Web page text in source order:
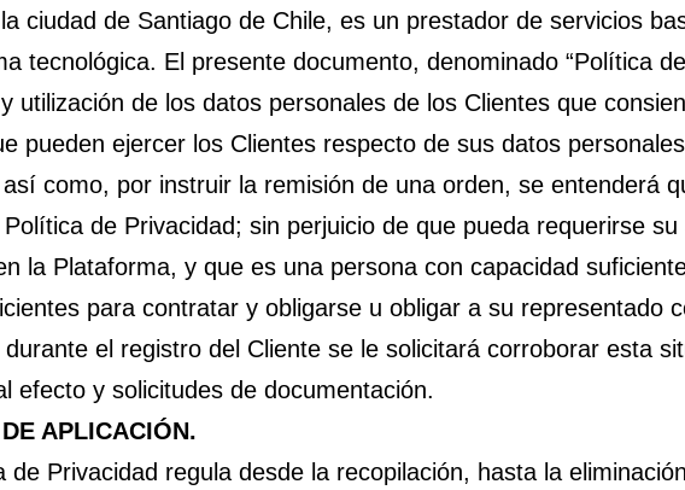
ciudad de Santiago de Chile, es un prestador de servicios
tecnológica. El presente documento, denominado “Política
utilización de los datos personales de los Clientes que
pueden ejercer los Clientes respecto de sus datos
como, por instruir la remisión de una orden, se entenderá
de Privacidad; sin perjuicio de que pueda requerirse
la Plataforma, y que es una persona con capacidad
para contratar y obligarse u obligar a su representado
el registro del Cliente se le solicitará corroborar esta
efecto y solicitudes de documentación.
APLICACIÓN.
de Privacidad regula desde la recopilación, hasta la